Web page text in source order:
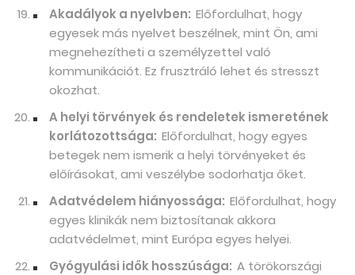
Akadályok a nyelvben: Előfordulhat, hogy
egyesek más nyelvet beszélnek, mint Ön, ami
megnehezítheti a személyzettel való
kommunikációt. Ez frusztráló lehet és stresszt
okozhat.
A helyi törvények és rendeletek ismeretének
korlátozottsága: Előfordulhat, hogy egyes
betegek nem ismerik a helyi törvényeket és
előírásokat, ami veszélybe sodorhatja őket.
Adatvédelem hiányossága: Előfordulhat, hogy
egyes klinikák nem biztosítanak akkora
adatvédelmet, mint Európa egyes helyei.
Gyógyulási idők hosszúsága: A törökországi